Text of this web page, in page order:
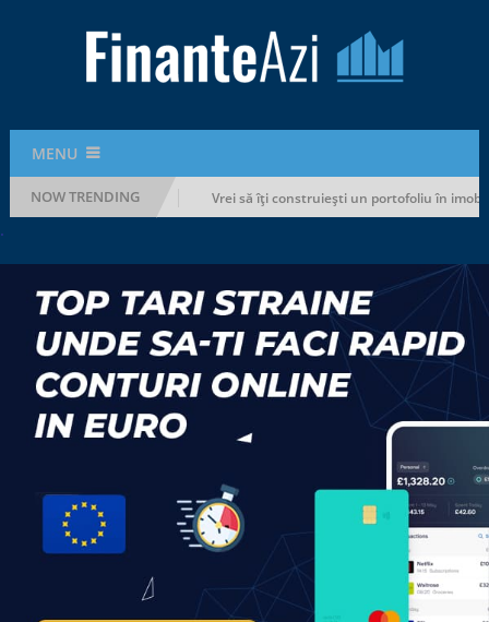
MENU
NOW TRENDING
fără să-ți rupi bugetul Vrei să îți construiești un portofoliu în
.